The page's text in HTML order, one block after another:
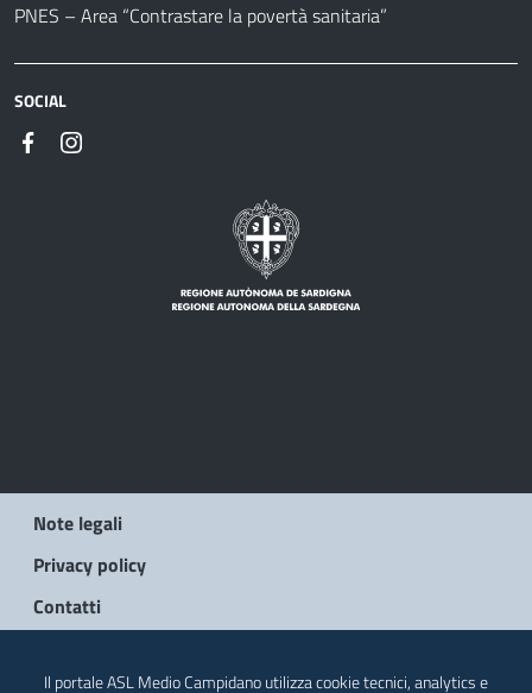
PNES – Area “Contrastare la povertà sanitaria”
SOCIAL
Note legali
Privacy policy
Contatti
Il portale ASL Medio Campidano utilizza cookie tecnici, analytics e